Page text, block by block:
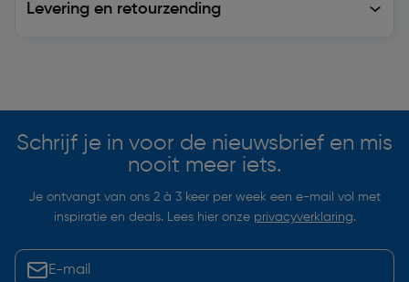
Levering en retourzending
Schrijf je in voor de nieuwsbrief en mis
nooit meer iets.
Je ontvangt van ons 2 à 3 keer per week een e-mail vol met
inspiratie en deals. Lees hier onze privacyverklaring.